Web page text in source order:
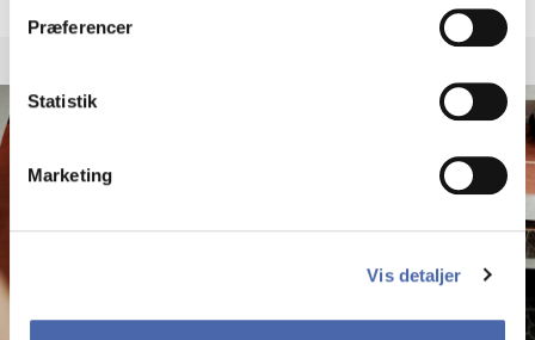
Præferencer
Statistik
Marketing
Vis detaljer